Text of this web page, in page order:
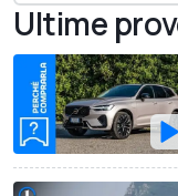
Ultime